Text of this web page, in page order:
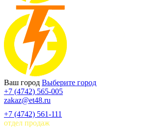
Ваш город Выберите город
+7 (4742) 565-005
zakaz@et48.ru
+7 (4742) 561-111
отдел продаж